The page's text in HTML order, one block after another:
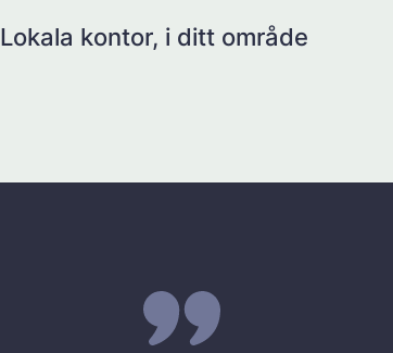
Lokala kontor, i ditt område